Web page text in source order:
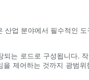
업 분야에서 필수적인
는 로드로 구성됩니다.
제어하는 ​​것까지 광범위